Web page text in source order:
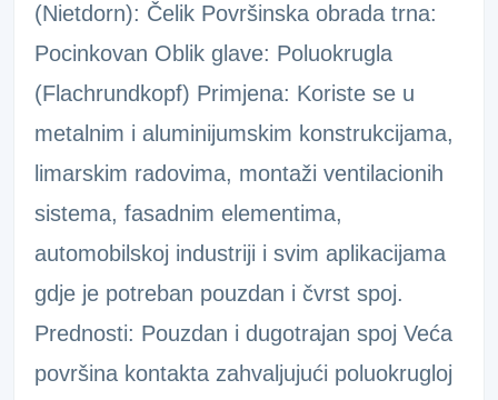
(Nietdorn): Čelik Površinska obrada trna:
Pocinkovan Oblik glave: Poluokrugla
(Flachrundkopf) Primjena: Koriste se u
metalnim i aluminijumskim konstrukcijama,
limarskim radovima, montaži ventilacionih
sistema, fasadnim elementima,
automobilskoj industriji i svim aplikacijama
gdje je potreban pouzdan i čvrst spoj.
Prednosti: Pouzdan i dugotrajan spoj Veća
površina kontakta zahvaljujući poluokrugloj